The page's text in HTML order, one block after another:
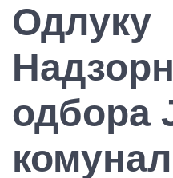
Одлуку
одбора